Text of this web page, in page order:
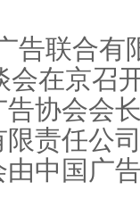
告联合有
会在京召
协会会
责任公
中国广